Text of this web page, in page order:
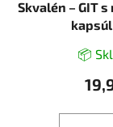
Skvalén – GIT
📦